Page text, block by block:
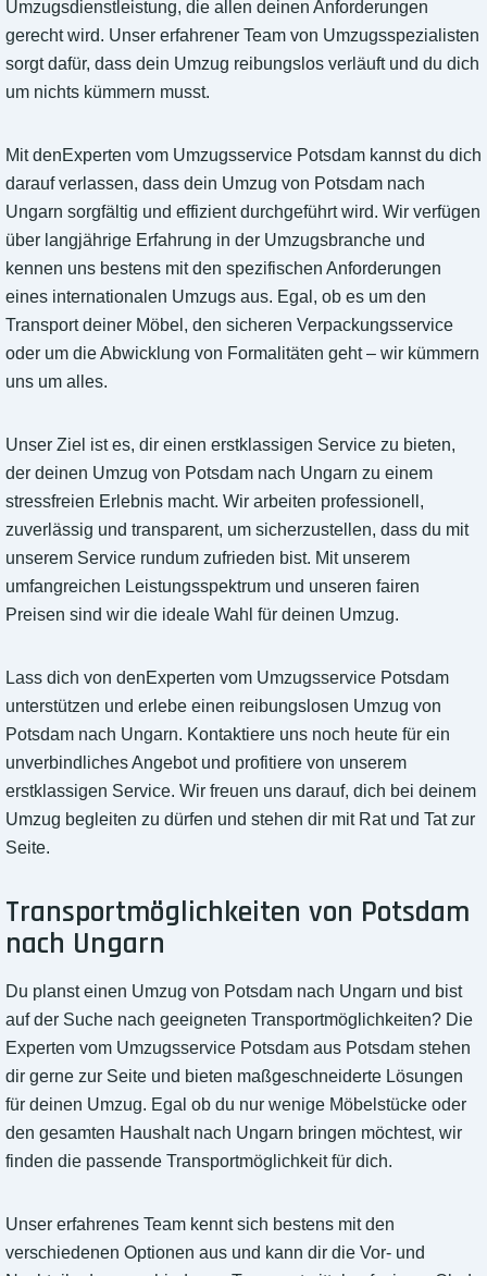
Umzugsdienstleistung, die allen deinen Anforderungen
gerecht wird. Unser erfahrener Team von Umzugsspezialisten
sorgt dafür, dass dein Umzug reibungslos verläuft und du dich
um nichts kümmern musst.
Mit denExperten vom Umzugsservice Potsdam kannst du dich
darauf verlassen, dass dein Umzug von Potsdam nach
Ungarn sorgfältig und effizient durchgeführt wird. Wir verfügen
über langjährige Erfahrung in der Umzugsbranche und
kennen uns bestens mit den spezifischen Anforderungen
eines internationalen Umzugs aus. Egal, ob es um den
Transport deiner Möbel, den sicheren Verpackungsservice
oder um die Abwicklung von Formalitäten geht – wir kümmern
uns um alles.
Unser Ziel ist es, dir einen erstklassigen Service zu bieten,
der deinen Umzug von Potsdam nach Ungarn zu einem
stressfreien Erlebnis macht. Wir arbeiten professionell,
zuverlässig und transparent, um sicherzustellen, dass du mit
unserem Service rundum zufrieden bist. Mit unserem
umfangreichen Leistungsspektrum und unseren fairen
Preisen sind wir die ideale Wahl für deinen Umzug.
Lass dich von denExperten vom Umzugsservice Potsdam
unterstützen und erlebe einen reibungslosen Umzug von
Potsdam nach Ungarn. Kontaktiere uns noch heute für ein
unverbindliches Angebot und profitiere von unserem
erstklassigen Service. Wir freuen uns darauf, dich bei deinem
Umzug begleiten zu dürfen und stehen dir mit Rat und Tat zur
Seite.
Transportmöglichkeiten von Potsdam
nach Ungarn
Du planst einen Umzug von Potsdam nach Ungarn und bist
auf der Suche nach geeigneten Transportmöglichkeiten? Die
Experten vom Umzugsservice Potsdam aus Potsdam stehen
dir gerne zur Seite und bieten maßgeschneiderte Lösungen
für deinen Umzug. Egal ob du nur wenige Möbelstücke oder
den gesamten Haushalt nach Ungarn bringen möchtest, wir
finden die passende Transportmöglichkeit für dich.
Unser erfahrenes Team kennt sich bestens mit den
verschiedenen Optionen aus und kann dir die Vor- und